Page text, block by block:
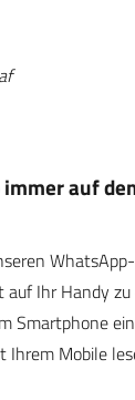
auf
auf Ihr Handy
Smartphone
Ihrem Mobile